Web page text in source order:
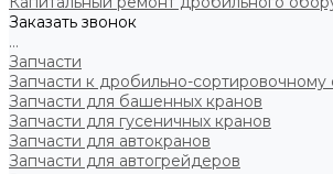
Заказать звонок
...
Запчасти
Запчасти к дробильно-
Запчасти для башенных кранов
Запчасти для гусеничных кранов
Запчасти для автокранов
Запчасти для автогрейдеров